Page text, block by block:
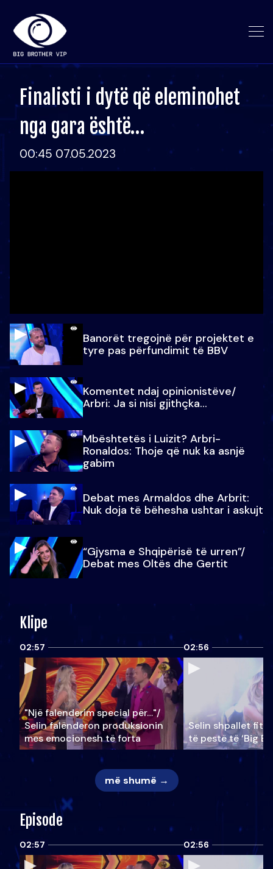
Finalisti i dytë që eleminohet
nga gara është…
00:45 07.05.2023
Banorët tregojnë për projektet e
tyre pas përfundimit të BBV
Komentet ndaj opinionistëve/
Arbri: Ja si nisi gjithçka…
Mbështetës i Luizit? Arbri-
Ronaldos: Thoje që nuk ka asnjë
gabim
Debat mes Armaldos dhe Arbrit:
Nuk doja të bëhesha ushtar i askujt
“Gjysma e Shqipërisë të urren”/
Debat mes Oltës dhe Gertit
Klipe
02:57
"Një falenderim special për…"/
Selin falënderon produksionin
mes emocionesh të forta
02:56
Selin shpallet
të pestë të ‘Big
më shumë →
Episode
02:57 02:56